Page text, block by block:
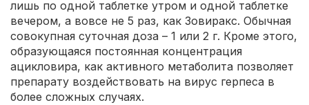
лишь по одной таблетке утром и одной таблетке
вечером, а вовсе не 5 раз, как Зовиракс. Обычная
совокупная суточная доза – 1 или 2 г. Кроме этого,
образующаяся постоянная концентрация
ацикловира, как активного метаболита позволяет
препарату воздействовать на вирус герпеса в
более сложных случаях.